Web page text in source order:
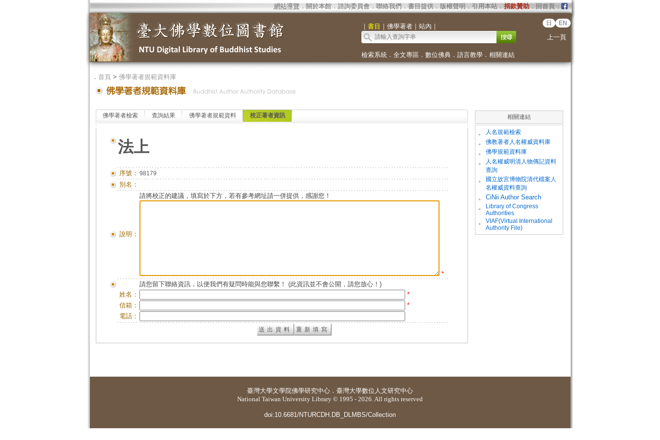
網站導覽 ． 關於本館． 諮詢委員會． 聯絡我們 ． 書目提供． 版權聲明 ． 引用本站． 捐款贊助．回首頁．
｜ 書目 ｜ 佛學著者｜ 站內 ｜ 日 EN
上一頁
檢索系統． 全文專區 ． 數位佛典． 語言教學． 相關連結
． 首頁> 佛學著者規範資料庫
佛學著者檢索 查詢結果 佛學著者規範資料 校正著者資訊
法上
序號： 98179
別名：
說明：
請將校正的建議，填寫於下方，若有參考網址請一併提供，感謝您！
*
請您留下聯絡資訊，以便我們有疑問時能與您聯繫！ (此資訊並不會公開，請您放心！)
姓名：
*
信箱：
*
電話：
相關連結
。 人名規範檢索
。 佛教著者人名權威資料庫
。 佛學規範資料庫
。
人名權威明清人物傳記資料
查詢
。
國立故宮博物院清代檔案人
名權威資料查詢
。
CiNii Author Search
。
Library of Congress
Authorities
。
VIAF(Virtual International
Authority File)
臺灣大學文學院佛學研究中心 ． 臺灣大學數位人文研究中心
National Taiwan University Library © 1995 - 2026. All rights reserved
doi:10.6681/NTURCDH.DB_DLMBS/Collection